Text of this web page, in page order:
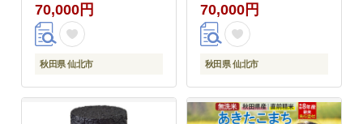
70,000円
秋田県 仙北市
70,000円
秋田県 仙北市